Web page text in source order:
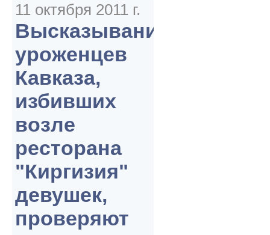
11 октября 2011 г.
Высказывания
уроженцев
Кавказа,
избивших
возле
ресторана
"Киргизия"
девушек,
проверяют